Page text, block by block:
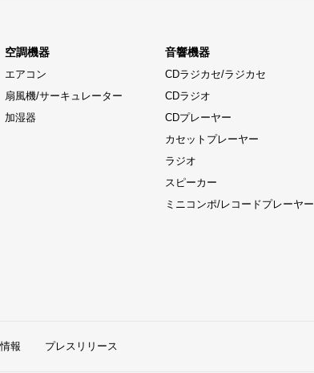
空調機器
エアコン
扇風機/サーキュレーター
加湿器
音響機器
CDラジカセ/ラジカセ
CDラジオ
CDプレーヤー
カセットプレーヤー
ラジオ
スピーカー
ミニコンポ/レコードプレーヤー
報 プレスリリース